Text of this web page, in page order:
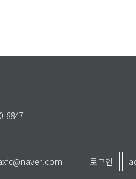
8847
로그인